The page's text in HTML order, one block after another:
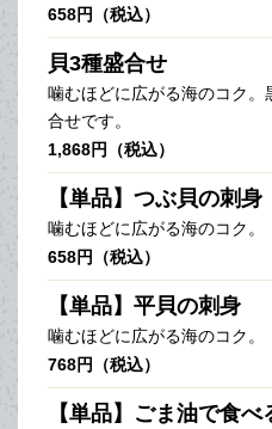
658円（税込）
貝3種盛合せ
噛むほどに広がる海のコク
合せです。
1,868円（税込）
【単品】つぶ貝の刺身
噛むほどに広がる海のコク。
658円（税込）
【単品】平貝の刺身
噛むほどに広がる海のコク。
768円（税込）
【単品】ごま油で食